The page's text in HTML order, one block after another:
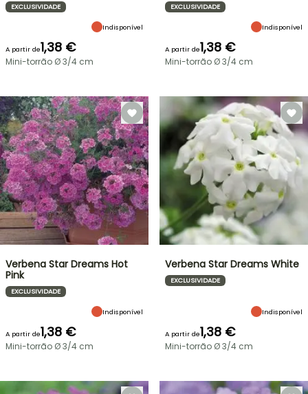
EXCLUSIVIDADE
Indisponível
A partir de1,38 €
Mini-torrão Ø 3/4 cm
EXCLUSIVIDADE
Indisponível
A partir de1,38 €
Mini-torrão Ø 3/4 cm
Verbena Star Dreams Hot
Pink
EXCLUSIVIDADE
Indisponível
A partir de1,38 €
Mini-torrão Ø 3/4 cm
Verbena Star Dreams White
EXCLUSIVIDADE
Indisponível
A partir de1,38 €
Mini-torrão Ø 3/4 cm